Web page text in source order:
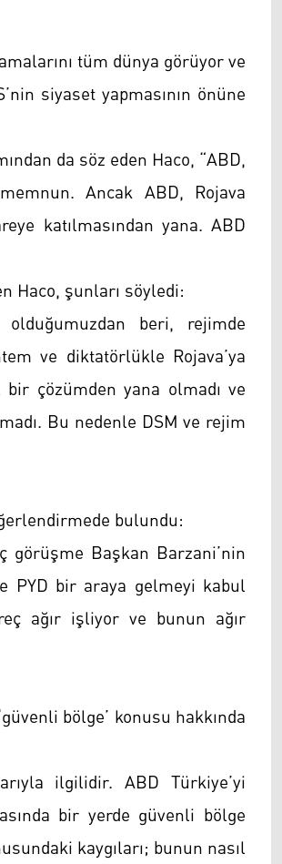
tüm dünya görüyor ve
siyaset yapmasının önüne
da söz eden Haco, “ABD,
Ancak ABD, Rojava
katılmasından yana. ABD
Haco, şunları söyledi:
beri, rejimde
ve diktatörlükle Rojava’ya
çözümden yana olmadı ve
Bu nedenle DSM ve rejim
bulundu:
görüşme Başkan Barzani’nin
PYD bir araya gelmeyi kabul
ağır işliyor ve bunun ağır
bölge’ konusu hakkında
ilgilidir. ABD Türkiye’yi
bir yerde güvenli bölge
kaygıları; bunun nasıl